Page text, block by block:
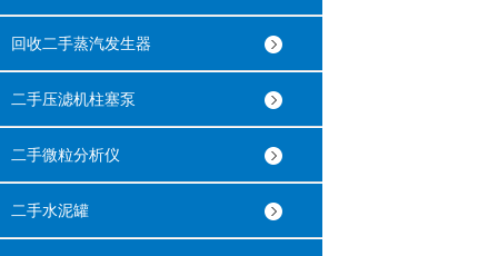
回收二手蒸汽发生器
二手压滤机柱塞泵
二手微粒分析仪
二手水泥罐